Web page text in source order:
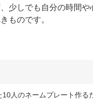
少しでも自分の時間
ものです。
人のネームプレート作る